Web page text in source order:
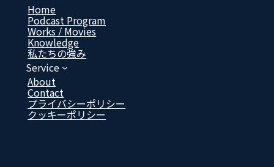
リ
ン
ク
リ
ン
ク
ン
ク
Home
Podcast Program
Works / Movies
Know­ledge
私たちの強み
Service
About
Contact
プライバシーポリシー
クッキーポリシー